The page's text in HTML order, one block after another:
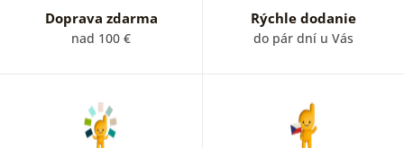
Doprava zdarma
nad 100 €
Rýchle dodanie
do pár dní u Vás